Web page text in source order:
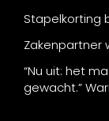
Stapelkorting
Zakenpartner
“Nu uit: het
gewacht.”